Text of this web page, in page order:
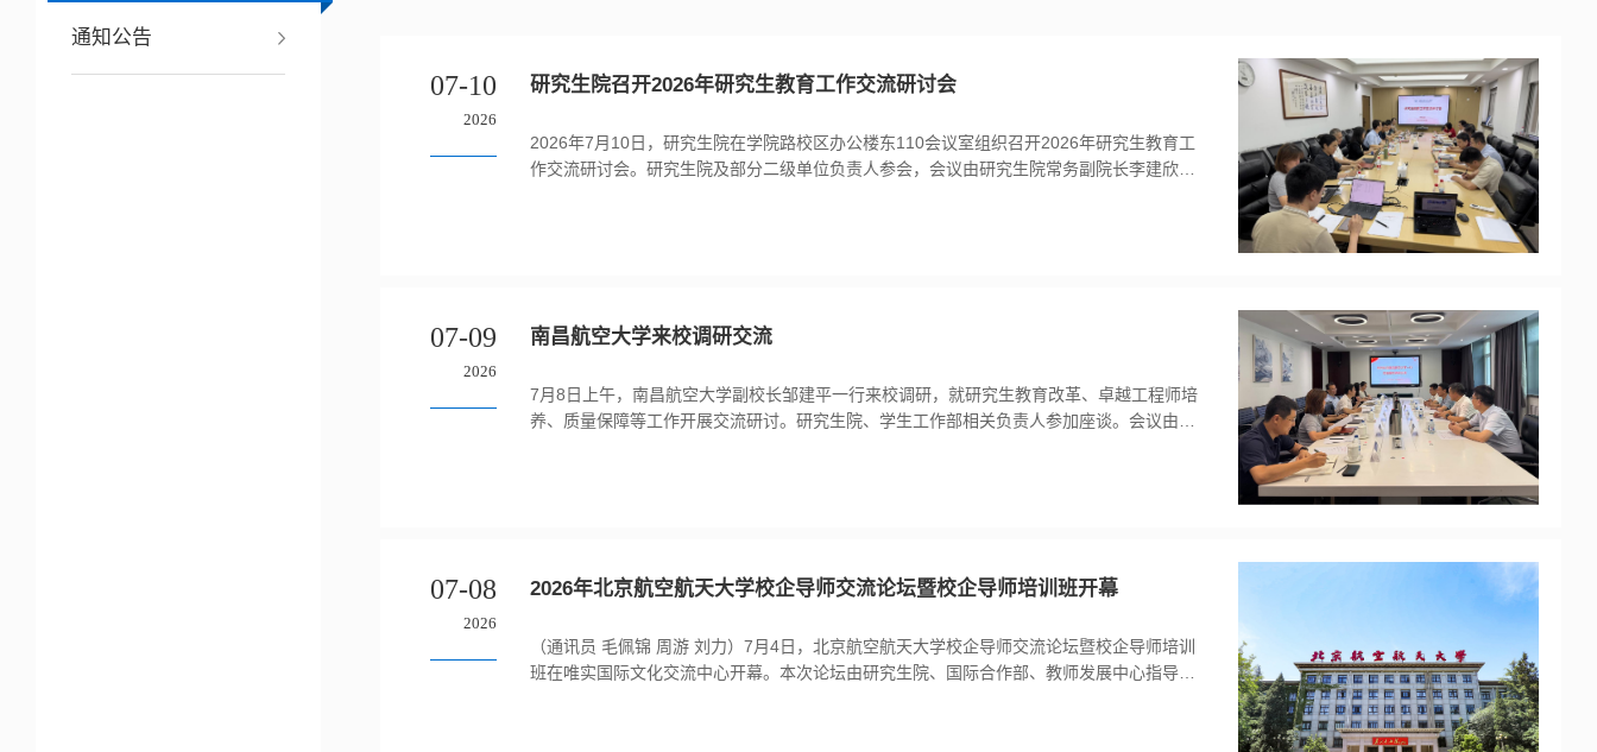
通知公告
07-10
2026
研究生院召开2026年研究生教育工作交流研讨会
2026年7月10日，研究生院在学院路校区办公楼东110会议室组织召开2026年研究生教育工
作交流研讨会。研究生院及部分二级单位负责人参会，会议由研究生院常务副院长李建欣主
07-09
2026
南昌航空大学来校调研交流
7月8日上午，南昌航空大学副校长邹建平一行来校调研，就研究生教育改革、卓越工程师培
养、质量保障等工作开展交流研讨。研究生院、学生工作部相关负责人参加座谈。会议由副
07-08
2026
2026年北京航空航天大学校企导师交流论坛暨校企导师培训班开幕
（通讯员 毛佩锦 周游 刘力）7月4日，北京航空航天大学校企导师交流论坛暨校企导师培训
班在唯实国际文化交流中心开幕。本次论坛由研究生院、国际合作部、教师发展中心指导，